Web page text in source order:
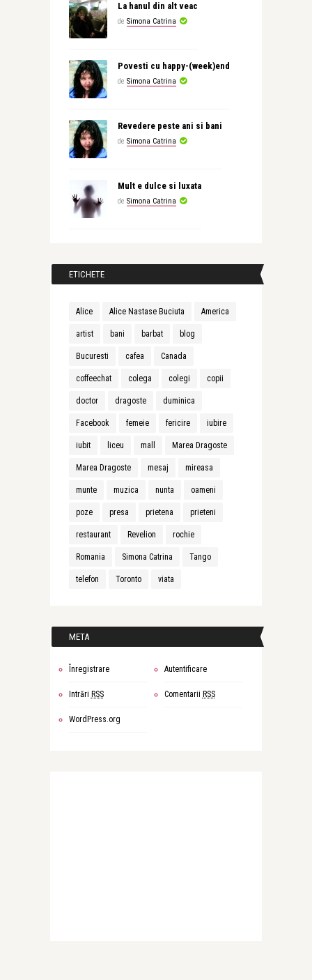
La hanul din alt veac
de Simona Catrina
Povesti cu happy-(week)end
de Simona Catrina
Revedere peste ani si bani
de Simona Catrina
Mult e dulce si luxata
de Simona Catrina
ETICHETE
Alice Alice Nastase Buciuta America
artist bani barbat blog
Bucuresti cafea Canada
coffeechat colega colegi copii
doctor dragoste duminica
Facebook femeie fericire iubire
iubit liceu mall Marea Dragoste
Marea Dragoste mesaj mireasa
munte muzica nunta oameni
poze presa prietena prieteni
restaurant Revelion rochie
Romania Simona Catrina Tango
telefon Toronto viata
META
Înregistrare Autentificare
Intrări RSS Comentarii RSS
WordPress.org